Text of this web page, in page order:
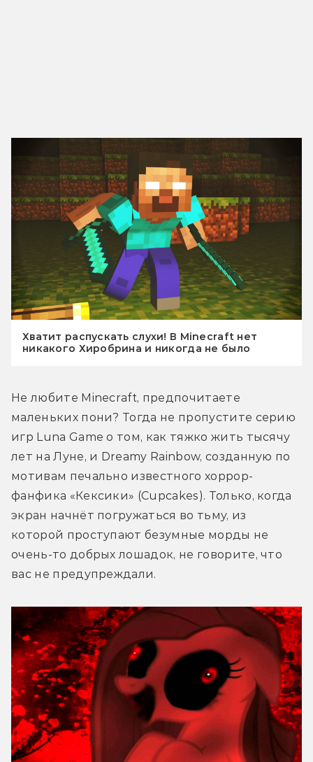
Хватит распускать слухи! В Minecraft нет
никакого Хиробрина и никогда не было
Не любите Minecraft, предпочитаете
маленьких пони? Тогда не пропустите серию
игр Luna Game о том, как тяжко жить тысячу
лет на Луне, и Dreamy Rainbow, созданную по
мотивам печально известного хоррор-
фанфика «Кексики» (Cupcakes). Только, когда
экран начнёт погружаться во тьму, из
которой проступают безумные морды не
очень-то добрых лошадок, не говорите, что
вас не предупреждали.